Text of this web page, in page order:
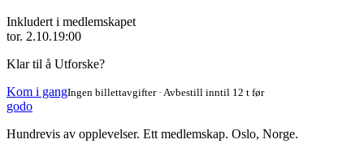
Inkludert i medlemskapet
tor. 2.10.19:00
Klar til å Utforske?
Kom i gangIngen billettavgifter · Avbestill inntil 12 t før
godo
Hundrevis av opplevelser. Ett medlemskap. Oslo, Norge.